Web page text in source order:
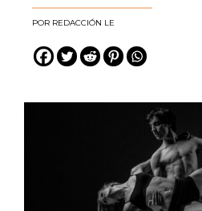
REDACCIÓN LE